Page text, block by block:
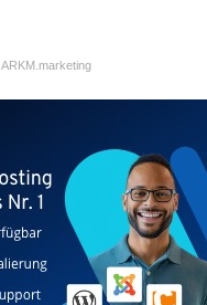
ARKM.marketing